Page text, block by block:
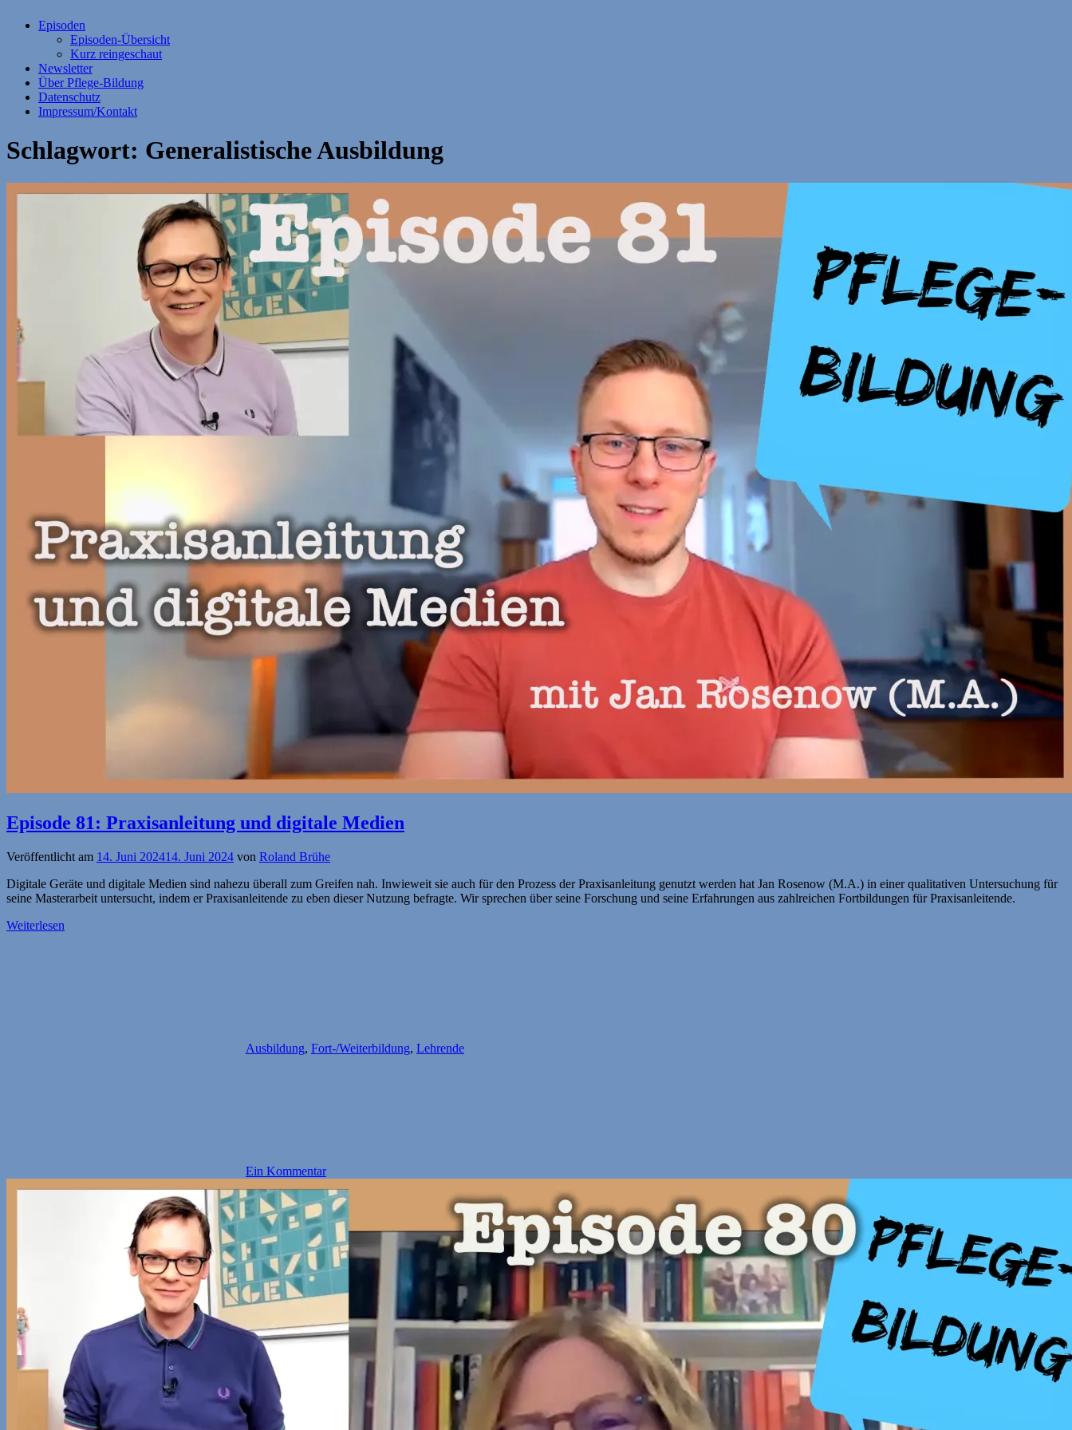
Episoden
Episoden-Übersicht
Kurz reingeschaut
Newsletter
Über Pflege-Bildung
Datenschutz
Impressum/Kontakt
Schlagwort: Generalistische Ausbildung
Episode 81: Praxisanleitung und digitale Medien
Veröffentlicht am 14. Juni 202414. Juni 2024 von Roland Brühe
Digitale Geräte und digitale Medien sind nahezu überall zum Greifen nah. Inwieweit sie auch für den Prozess der Praxisanleitung genutzt werden hat Jan Rosenow (M.A.) in einer qualitativen Untersuchung für
seine Masterarbeit untersucht, indem er Praxisanleitende zu eben dieser Nutzung befragte. Wir sprechen über seine Forschung und seine Erfahrungen aus zahlreichen Fortbildungen für Praxisanleitende.
Weiterlesen
Ausbildung, Fort-/Weiterbildung, Lehrende
Ein Kommentar